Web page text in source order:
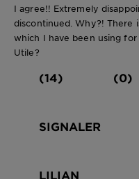
I agree!! Extremely
discontinued. Why?! There
which I have been using for
Utile?
(14) (0)
SIGNALER
LILIAN